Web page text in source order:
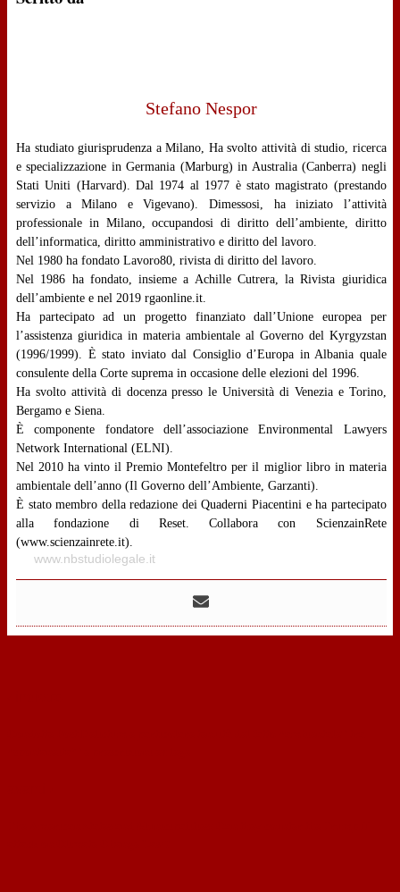
Stefano Nespor
Ha studiato giurisprudenza a Milano, Ha svolto attività di studio, ricerca
e specializzazione in Germania (Marburg) in Australia (Canberra) negli
Stati Uniti (Harvard). Dal 1974 al 1977 è stato magistrato (prestando
servizio a Milano e Vigevano). Dimessosi, ha iniziato l’attività
professionale in Milano, occupandosi di diritto dell’ambiente, diritto
dell’informatica, diritto amministrativo e diritto del lavoro.
Nel 1980 ha fondato Lavoro80, rivista di diritto del lavoro.
Nel 1986 ha fondato, insieme a Achille Cutrera, la Rivista giuridica
dell’ambiente e nel 2019 rgaonline.it.
Ha partecipato ad un progetto finanziato dall’Unione europea per
l’assistenza giuridica in materia ambientale al Governo del Kyrgyzstan
(1996/1999). È stato inviato dal Consiglio d’Europa in Albania quale
consulente della Corte suprema in occasione delle elezioni del 1996.
Ha svolto attività di docenza presso le Università di Venezia e Torino,
Bergamo e Siena.
È componente fondatore dell’associazione Environmental Lawyers
Network International (ELNI).
Nel 2010 ha vinto il Premio Montefeltro per il miglior libro in materia
ambientale dell’anno (Il Governo dell’Ambiente, Garzanti).
È stato membro della redazione dei Quaderni Piacentini e ha partecipato
alla fondazione di Reset. Collabora con ScienzainRete
(www.scienzainrete.it).
www.nbstudiolegale.it